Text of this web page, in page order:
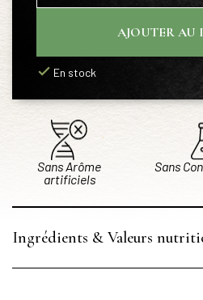
AJOUTER AU
En stock
Sans Arôme
artificiels
Sans
Ingrédients & Valeurs